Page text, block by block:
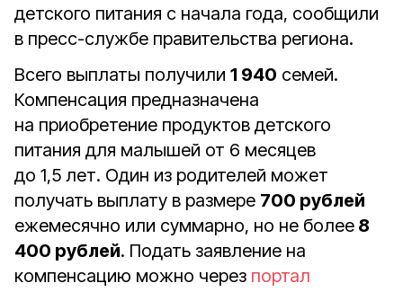
детского питания с начала года, сообщили
в пресс-службе правительства региона.
Всего выплаты получили 1 940 семей.
Компенсация предназначена
на приобретение продуктов детского
питания для малышей от 6 месяцев
до 1,5 лет. Один из родителей может
получать выплату в размере 700 рублей
ежемесячно или суммарно, но не более 8
400 рублей. Подать заявление на
компенсацию можно через портал